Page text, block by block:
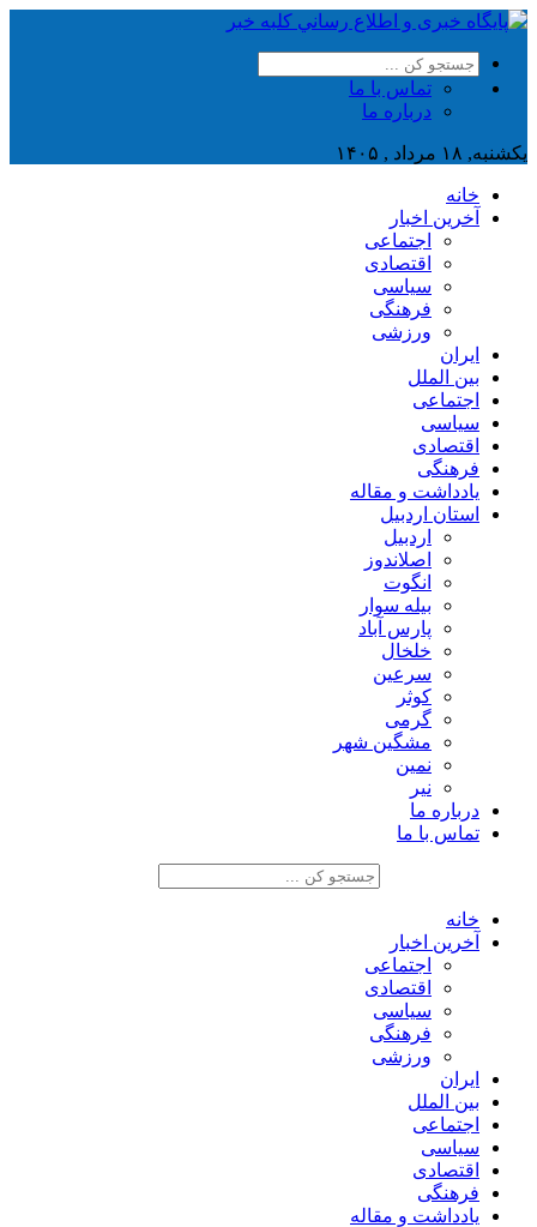
تماس با ما
درباره ما
یکشنبه, ۱۸ مرداد , ۱۴۰۵
خانه
آخرین اخبار
اجتماعی
اقتصادی
سیاسی
فرهنگی
ورزشی
ایران
بین الملل
اجتماعی
سیاسی
اقتصادی
فرهنگی
یادداشت و مقاله
استان اردبیل
اردبیل
اصلاندوز
انگوت
بیله سوار
پارس آباد
خلخال
سرعین
کوثر
گرمی
مشگین شهر
نمین
نیر
درباره ما
تماس با ما
خانه
آخرین اخبار
اجتماعی
اقتصادی
سیاسی
فرهنگی
ورزشی
ایران
بین الملل
اجتماعی
سیاسی
اقتصادی
فرهنگی
یادداشت و مقاله